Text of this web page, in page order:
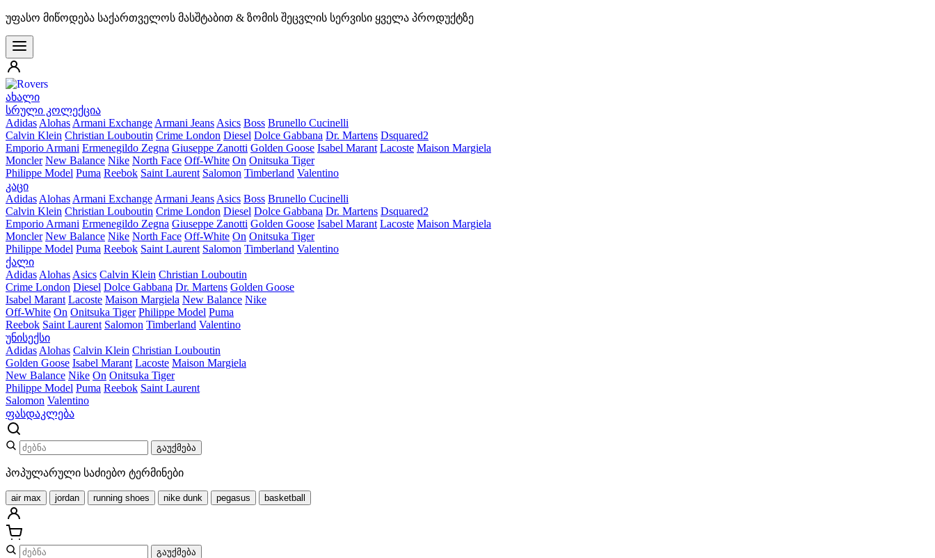
უფასო მიწოდება საქართველოს მასშტაბით & ზომის შეცვლის სერვისი ყველა პროდუქტზე
ახალი
სრული კოლექცია
Adidas Alohas Armani Exchange Armani Jeans Asics Boss Brunello Cucinelli
Calvin Klein Christian Louboutin Crime London Diesel Dolce Gabbana Dr. Martens Dsquared2
Emporio Armani Ermenegildo Zegna Giuseppe Zanotti Golden Goose Isabel Marant Lacoste Maison Margiela
Moncler New Balance Nike North Face Off-White On Onitsuka Tiger
Philippe Model Puma Reebok Saint Laurent Salomon Timberland Valentino
კაცი
Adidas Alohas Armani Exchange Armani Jeans Asics Boss Brunello Cucinelli
Calvin Klein Christian Louboutin Crime London Diesel Dolce Gabbana Dr. Martens Dsquared2
Emporio Armani Ermenegildo Zegna Giuseppe Zanotti Golden Goose Isabel Marant Lacoste Maison Margiela
Moncler New Balance Nike North Face Off-White On Onitsuka Tiger
Philippe Model Puma Reebok Saint Laurent Salomon Timberland Valentino
ქალი
Adidas Alohas Asics Calvin Klein Christian Louboutin
Crime London Diesel Dolce Gabbana Dr. Martens Golden Goose
Isabel Marant Lacoste Maison Margiela New Balance Nike
Off-White On Onitsuka Tiger Philippe Model Puma
Reebok Saint Laurent Salomon Timberland Valentino
უნისექსი
Adidas Alohas Calvin Klein Christian Louboutin
Golden Goose Isabel Marant Lacoste Maison Margiela
New Balance Nike On Onitsuka Tiger
Philippe Model Puma Reebok Saint Laurent
Salomon Valentino
ფასდაკლება
გაუქმება
პოპულარული საძიებო ტერმინები
air max jordan running shoes nike dunk pegasus basketball
გაუქმება